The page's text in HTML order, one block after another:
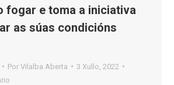
fogar e toma a iniciativa
as súas condicións
Por Vilalba Aberta
3 Xullo, 2022